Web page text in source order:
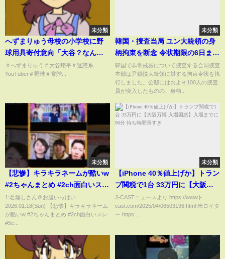
未分類
へずまりゅう母校の小学校に野
球用具寄付意向「大谷？なんや
それ」
＃へずまりゅう＃大谷翔平＃迷惑系
YouTuber＃野球＃寄贈...
未分類
韓国・捜査当局 ユン大統領の身
柄拘束を断念 令状期限の6日まで
に改めて執行に乗り出す可能性
も｜TBS NEWS DIG
韓国で非常戒厳について捜査する合同捜査
本部は尹錫悦大統領に対する拘束令状を執
行しました。公邸にはおよそ100人の捜査
員が突入したものの、身柄...
未分類
【悲惨】キラキラネームが酷いw
#2ちゃんまとめ​ #2ch面白いスレ​
#5ch #2ch #大喜利
1:名無しさん＠お腹いっぱい
2026.01.18(Sun) 【悲惨】キラキラネーム
が酷いw #2ちゃんまとめ​ #2ch面白いスレ​
#5c...
未分類
【iPhone 40％値上げか】トラン
プ関税で1台 33万円に【大阪万
博 入場困惑】入場までに90分 待
ち時間長すぎ
J‐CASTニュースより https://www.j-
cast.com/2025/04/06503196.html 米ロイタ
ー https:...